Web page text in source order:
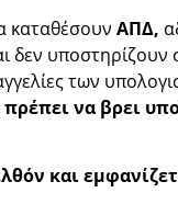
καταθέσουν ΑΠΔ,
δεν
των
να βρει
και